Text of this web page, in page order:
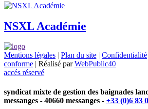
NSXL Académie
Mentions légales Plan du site Confidentialité
conforme | Réalisé parWebPublic40
accés réservé
syndicat mixte de gestion des baignades
messanges - 40660 messanges - +33 (0)6 83